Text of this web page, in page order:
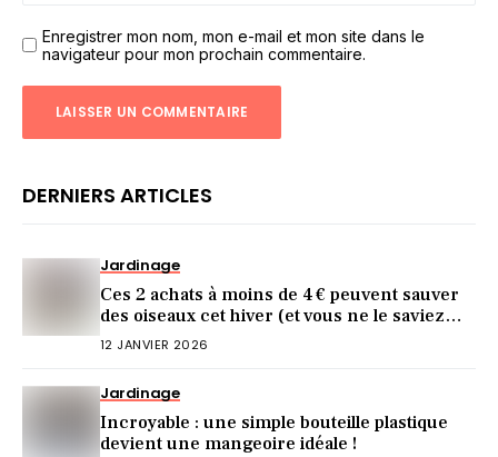
Enregistrer mon nom, mon e-mail et mon site dans le
navigateur pour mon prochain commentaire.
DERNIERS ARTICLES
Jardinage
Ces 2 achats à moins de 4 € peuvent sauver
des oiseaux cet hiver (et vous ne le saviez
pas)
12 JANVIER 2026
Jardinage
Incroyable : une simple bouteille plastique
devient une mangeoire idéale !